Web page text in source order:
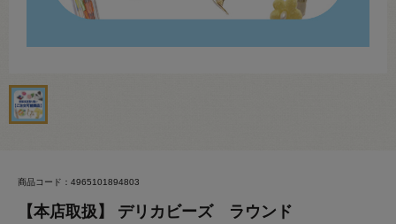
商品コード：4965101894803
【本店取扱】 デリカビーズ ラウンド